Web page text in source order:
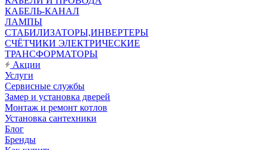
КАБЕЛЬ-КАНАЛ
ЛАМПЫ
СТАБИЛИЗАТОРЫ,ИНВЕРТЕРЫ
СЧЁТЧИКИ ЭЛЕКТРИЧЕСКИЕ
ТРАНСФОРМАТОРЫ
Акции
Услуги
Сервисные службы
Замер и установка дверей
Монтаж и ремонт котлов
Установка сантехники
Блог
Бренды